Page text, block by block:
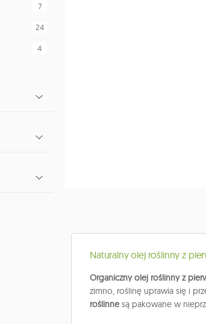
7
24
4
Naturalny olej roślinny z
Organiczny olej roślinny z
zimno, roślinę uprawia się i
roślinne są pakowane w